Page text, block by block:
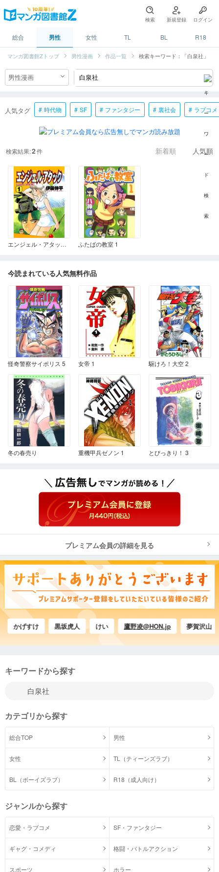
検索 新規登録 ログイン
総合 男性 女性 TL BL R18
マンガ図書館Zトップ 男性漫画 作品一覧 検索キーワード：「白泉社」
人気タグ 時代物 SF ファンタジー 裏社会 ラブコメ
検索結果:2件 新着順 人気順
エンジェル・アタック 1巻 ふたばの教室 1
今読まれている人気無料作品
怪奇警察サイポリス 5 女帝 1 駆けろ！大空 2
冬の春売り 重機甲兵ゼノン 1 とびっきり！ 3
プレミアム会員の詳細を見る
かげすけ 黒坂虎人 鷹野凌@HON.jp 夢賀沢山
キーワードから探す
カテゴリから探す
総合TOP 男性
女性 TL（ティーンズラブ）
BL（ボーイズラブ） R18（成人向け）
ジャンルから探す
恋愛・ラブコメ SF・ファンタジー
ギャグ・コメディ 格闘・バトルアクション
スポーツ ホラー